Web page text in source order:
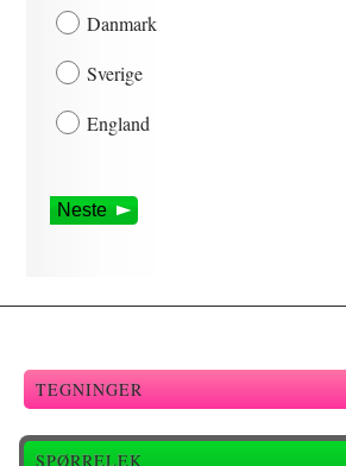
Danmark
Sverige
England
Neste
TEGNINGER
SPØRRELEK